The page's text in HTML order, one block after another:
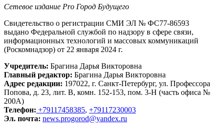
Сетевое издание Рrо Город Будущего
Свидетельство о регистрации СМИ ЭЛ № ФС77-86593
выдано Федеральной службой по надзору в сфере связи,
информационных технологий и массовых коммуникаций
(Роскомнадзор) от 22 января 2024 г.
Учредитель: Брагина Дарья Викторовна
Главный редактор: Брагина Дарья Викторовна
Адрес редакции: 197022, г. Санкт-Петербург, ул. Профессора
Попова, д. 23, лит. В, комн. 152-153, пом. 3-Н (часть офиса №
200А)
Телефон: +79117458385, +79117230003
Эл. почта: news.progorod@yandex.ru